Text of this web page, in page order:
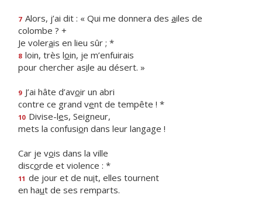
7 Alors, j’ai dit : « Qui me donnera des ailes de
colombe ? +
Je volerais en lieu sûr ; *
8 loin, très loin, je m’enfuirais
pour chercher asile au désert. »
9 J’ai hâte d’avoir un abri
contre ce grand vent de tempête ! *
10 Divise-les, Seigneur,
mets la confusion dans leur langage !
Car je vois dans la ville
discorde et violence : *
11 de jour et de nuit, elles tournent
en haut de ses remparts.